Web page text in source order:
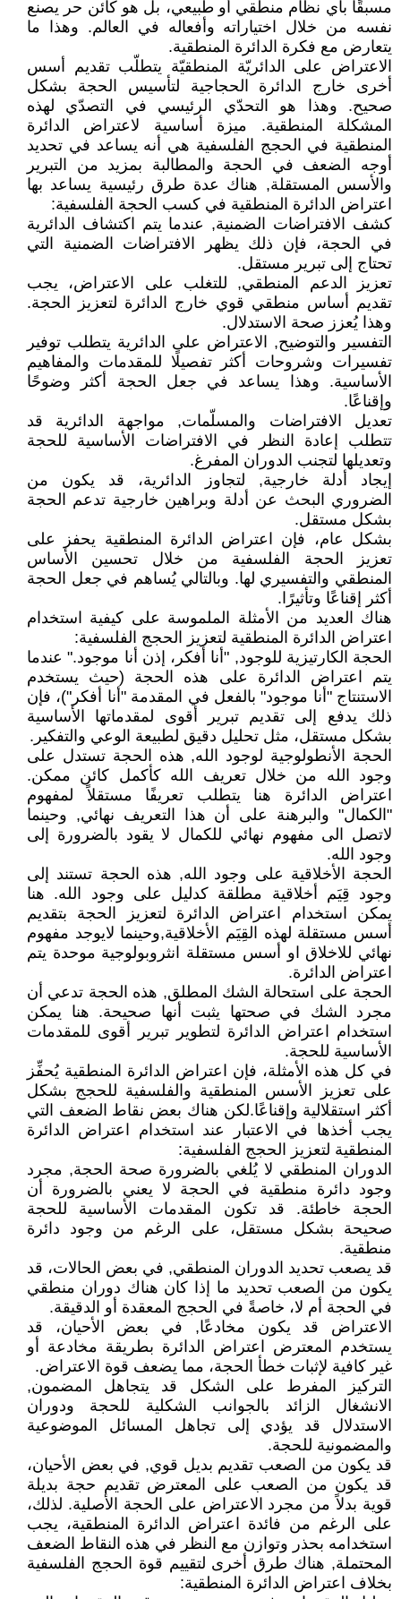
مسبقًا بأي نظام منطقي أو طبيعي، بل هو كائن حر يصنع
نفسه من خلال اختياراته وأفعاله في العالم. وهذا ما
يتعارض مع فكرة الدائرة المنطقية.
الاعتراض على الدائريّة المنطقيّة يتطلّب تقديم أسس
أخرى خارج الدائرة الحجاجية لتأسيس الحجة بشكل
صحيح. وهذا هو التحدّي الرئيسي في التصدّي لهذه
المشكلة المنطقية. ميزة أساسية لاعتراض الدائرة
المنطقية في الحجج الفلسفية هي أنه يساعد في تحديد
أوجه الضعف في الحجة والمطالبة بمزيد من التبرير
والأسس المستقلة, هناك عدة طرق رئيسية يساعد بها
اعتراض الدائرة المنطقية في كسب الحجة الفلسفية:
كشف الافتراضات الضمنية, عندما يتم اكتشاف الدائرية
في الحجة، فإن ذلك يظهر الافتراضات الضمنية التي
تحتاج إلى تبرير مستقل.
تعزيز الدعم المنطقي, للتغلب على الاعتراض، يجب
تقديم أساس منطقي قوي خارج الدائرة لتعزيز الحجة.
وهذا يُعزز صحة الاستدلال.
التفسير والتوضيح, الاعتراض على الدائرية يتطلب توفير
تفسيرات وشروحات أكثر تفصيلًا للمقدمات والمفاهيم
الأساسية. وهذا يساعد في جعل الحجة أكثر وضوحًا
وإقناعًا.
تعديل الافتراضات والمسلّمات, مواجهة الدائرية قد
تتطلب إعادة النظر في الافتراضات الأساسية للحجة
وتعديلها لتجنب الدوران المفرغ.
إيجاد أدلة خارجية, لتجاوز الدائرية، قد يكون من
الضروري البحث عن أدلة وبراهين خارجية تدعم الحجة
بشكل مستقل.
بشكل عام، فإن اعتراض الدائرة المنطقية يحفز على
تعزيز الحجة الفلسفية من خلال تحسين الأساس
المنطقي والتفسيري لها. وبالتالي يُساهم في جعل الحجة
أكثر إقناعًا وتأثيرًا.
هناك العديد من الأمثلة الملموسة على كيفية استخدام
اعتراض الدائرة المنطقية لتعزيز الحجج الفلسفية:
الحجة الكارتيزية للوجود, "أنا أفكر، إذن أنا موجود." عندما
يتم اعتراض الدائرة على هذه الحجة (حيث يستخدم
الاستنتاج "أنا موجود" بالفعل في المقدمة "أنا أفكر")، فإن
ذلك يدفع إلى تقديم تبرير أقوى لمقدماتها الأساسية
بشكل مستقل، مثل تحليل دقيق لطبيعة الوعي والتفكير.
الحجة الأنطولوجية لوجود الله, هذه الحجة تستدل على
وجود الله من خلال تعريف الله كأكمل كائن ممكن.
اعتراض الدائرة هنا يتطلب تعريفًا مستقلاً لمفهوم
"الكمال" والبرهنة على أن هذا التعريف نهائي, وحينما
لاتصل الى مفهوم نهائي للكمال لا يقود بالضرورة إلى
وجود الله.
الحجة الأخلاقية على وجود الله, هذه الحجة تستند إلى
وجود قِيَم أخلاقية مطلقة كدليل على وجود الله. هنا
يمكن استخدام اعتراض الدائرة لتعزيز الحجة بتقديم
أسس مستقلة لهذه القِيَم الأخلاقية,وحينما لايوجد مفهوم
نهائي للاخلاق او أسس مستقلة انثروبولوجية موحدة يتم
اعتراض الدائرة.
الحجة على استحالة الشك المطلق, هذه الحجة تدعي أن
مجرد الشك في صحتها يثبت أنها صحيحة. هنا يمكن
استخدام اعتراض الدائرة لتطوير تبرير أقوى للمقدمات
الأساسية للحجة.
في كل هذه الأمثلة، فإن اعتراض الدائرة المنطقية يُحفِّز
على تعزيز الأسس المنطقية والفلسفية للحجج بشكل
أكثر استقلالية وإقناعًا.لكن هناك بعض نقاط الضعف التي
يجب أخذها في الاعتبار عند استخدام اعتراض الدائرة
المنطقية لتعزيز الحجج الفلسفية:
الدوران المنطقي لا يُلغي بالضرورة صحة الحجة, مجرد
وجود دائرة منطقية في الحجة لا يعني بالضرورة أن
الحجة خاطئة. قد تكون المقدمات الأساسية للحجة
صحيحة بشكل مستقل، على الرغم من وجود دائرة
منطقية.
قد يصعب تحديد الدوران المنطقي, في بعض الحالات، قد
يكون من الصعب تحديد ما إذا كان هناك دوران منطقي
في الحجة أم لا، خاصةً في الحجج المعقدة أو الدقيقة.
الاعتراض قد يكون مخادعًا, في بعض الأحيان، قد
يستخدم المعترض اعتراض الدائرة بطريقة مخادعة أو
غير كافية لإثبات خطأ الحجة، مما يضعف قوة الاعتراض.
التركيز المفرط على الشكل قد يتجاهل المضمون,
الانشغال الزائد بالجوانب الشكلية للحجة ودوران
الاستدلال قد يؤدي إلى تجاهل المسائل الموضوعية
والمضمونية للحجة.
قد يكون من الصعب تقديم بديل قوي, في بعض الأحيان،
قد يكون من الصعب على المعترض تقديم حجة بديلة
قوية بدلاً من مجرد الاعتراض على الحجة الأصلية. لذلك،
على الرغم من فائدة اعتراض الدائرة المنطقية، يجب
استخدامه بحذر وتوازن مع النظر في هذه النقاط الضعف
المحتملة, هناك طرق أخرى لتقييم قوة الحجج الفلسفية
بخلاف اعتراض الدائرة المنطقية: